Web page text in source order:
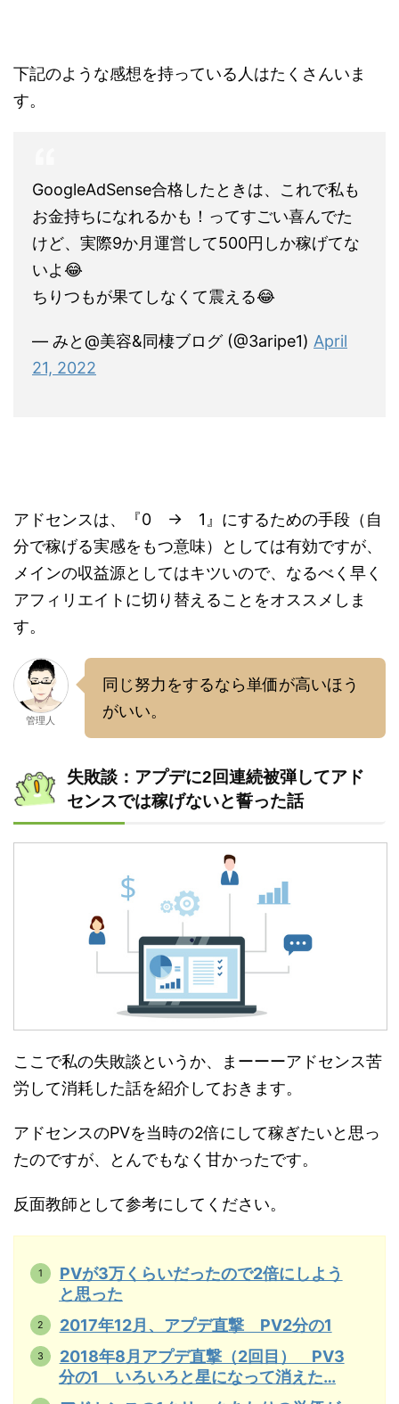
下記のような感想を持っている人はたくさんいま
す。
GoogleAdSense合格したときは、これで私も
お金持ちになれるかも！ってすごい喜んでた
けど、実際9か月運営して500円しか稼げてな
いよ😂
ちりつもが果てしなくて震える😂
— みと@美容&同棲ブログ (@3aripe1) April
21, 2022
アドセンスは、『0 → 1』にするための手段（自
分で稼げる実感をもつ意味）としては有効ですが、
メインの収益源としてはキツいので、なるべく早く
アフィリエイトに切り替えることをオススメしま
す。
管理人
同じ努力をするなら単価が高いほう
がいい。
失敗談：アプデに2回連続被弾してアド
センスでは稼げないと誓った話
ここで私の失敗談というか、まーーーアドセンス苦
労して消耗した話を紹介しておきます。
アドセンスのPVを当時の2倍にして稼ぎたいと思っ
たのですが、とんでもなく甘かったです。
反面教師として参考にしてください。
PVが3万くらいだったので2倍にしよう
と思った
2017年12月、アプデ直撃 PV2分の1
2018年8月アプデ直撃（2回目） PV3
分の1 いろいろと星になって消えた…